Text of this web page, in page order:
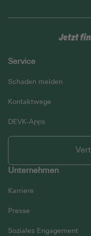
Jetzt
Service
Schaden melden
Kontaktwege
DEVK-Apps
Unternehmen
Karriere
Presse
Soziales Engagement